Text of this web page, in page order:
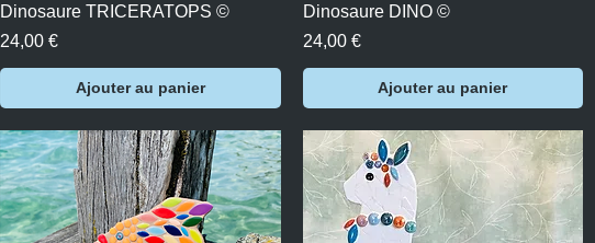
Dinosaure TRICERATOPS ©
Prix
24,00 €
Ajouter au panier
Dinosaure DINO ©
Prix
24,00 €
Ajouter au panier